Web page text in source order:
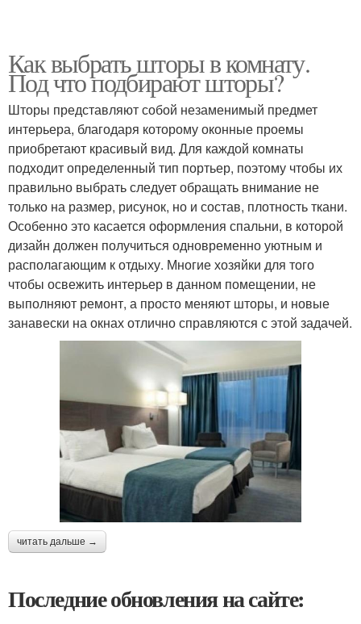
Как выбрать шторы в комнату.
Под что подбирают шторы?
Шторы представляют собой незаменимый предмет
интерьера, благодаря которому оконные проемы
приобретают красивый вид. Для каждой комнаты
подходит определенный тип портьер, поэтому чтобы их
правильно выбрать следует обращать внимание не
только на размер, рисунок, но и состав, плотность ткани.
Особенно это касается оформления спальни, в которой
дизайн должен получиться одновременно уютным и
располагающим к отдыху. Многие хозяйки для того
чтобы освежить интерьер в данном помещении, не
выполняют ремонт, а просто меняют шторы, и новые
занавески на окнах отлично справляются с этой задачей.
читать дальше →
Последние обновления на сайте: